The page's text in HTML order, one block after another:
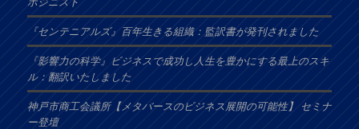
『センテニアルズ』百年生きる組織：監訳書が発刊されました
『影響力の科学』ビジネスで成功し人生を豊かにする最上のスキ
ル：翻訳いたしました
神戸市商工会議所【メタバースのビジネス展開の可能性】 セミナ
ー登壇